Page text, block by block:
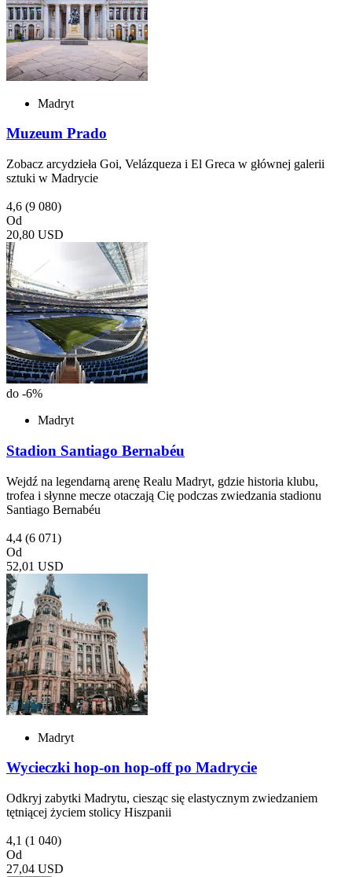
Madryt
Muzeum Prado
Zobacz arcydzieła Goi, Velázqueza i El Greca w głównej galerii
sztuki w Madrycie
4,6 (9 080)
Od
20,80 USD
do -6%
Madryt
Stadion Santiago Bernabéu
Wejdź na legendarną arenę Realu Madryt, gdzie historia klubu,
trofea i słynne mecze otaczają Cię podczas zwiedzania stadionu
Santiago Bernabéu
4,4 (6 071)
Od
52,01 USD
Madryt
Wycieczki hop-on hop-off po Madrycie
Odkryj zabytki Madrytu, ciesząc się elastycznym zwiedzaniem
tętniącej życiem stolicy Hiszpanii
4,1 (1 040)
Od
27,04 USD